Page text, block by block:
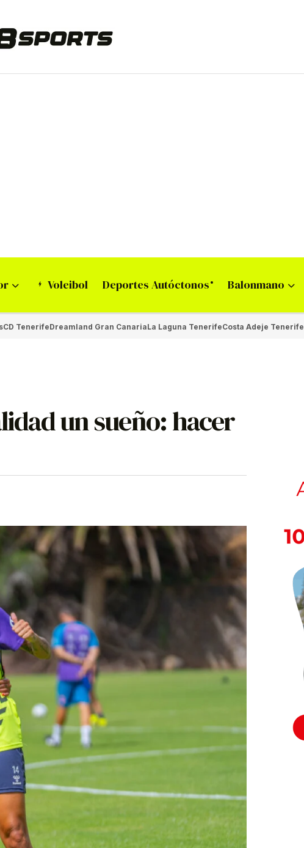
Voleibol Deportes Autóctonos Balonmano
CD TenerifeDreamland Gran CanariaLa Laguna TenerifeCosta Adeje Tenerife
un sueño: hacer